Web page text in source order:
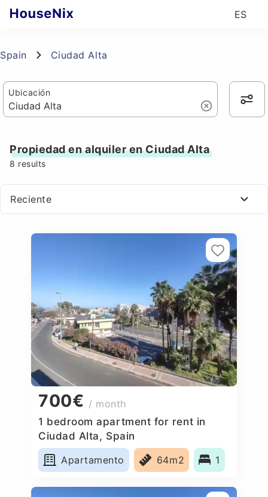
ES
Spain Ciudad Alta
Ubicación
Propiedad en alquiler en Ciudad Alta
8 results
Reciente
700€ / month
1 bedroom apartment for rent in
Ciudad Alta, Spain
Apartamento
64m2 1